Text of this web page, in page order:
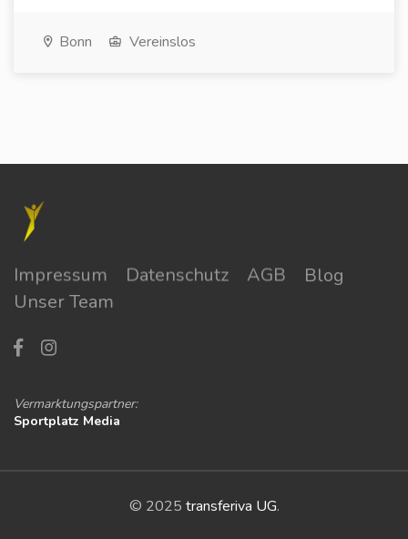
Bonn Vereinslos
Impressum Datenschutz AGB
Blog
Unser Team
Vermarktungspartner:
Sportplatz Media
© 2025 transferiva UG.